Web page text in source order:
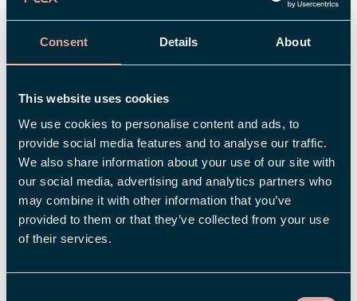
Consent Details About
This website uses cookies
We use cookies to personalise content and ads, to
provide social media features and to analyse our traffic.
We also share information about your use of our site with
our social media, advertising and analytics partners who
may combine it with other information that you’ve
provided to them or that they’ve collected from your use
of their services.
Pulsmätningar via Winningtemp
– ta kontroll över
medarbetarnas engagemang
Hur trivs medarbetarna egentligen? Och
andra? Att ta kontroll över personalens
välmående och engagemang är viktigare än
någonsin. Winningtemp har utvecklat en AI-
baserad plattform som löpande skickar ut
pulsmätningar till medarbetarna – ett antal
snabba frågor på teman som arbetsglädje,
ledarskap och teamkänsla. Svaren